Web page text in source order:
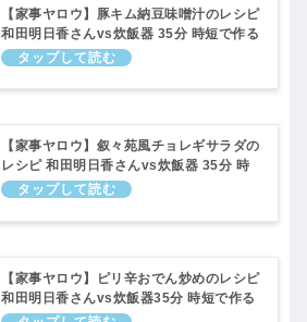
【家事ヤロウ】豚キム納豆味噌汁のレシピ
和田明日香さんvs炊飯器 35分 時短で作る
韓国料理！6月14日
【家事ヤロウ】叙々苑風チョレギサラダの
レシピ 和田明日香さんvs炊飯器 35分 時
短で作る韓国料理！6月14日
【家事ヤロウ】ピリ辛おでん炒めのレシピ
和田明日香さんvs炊飯器35分 時短で作る
韓国料理！6月14日